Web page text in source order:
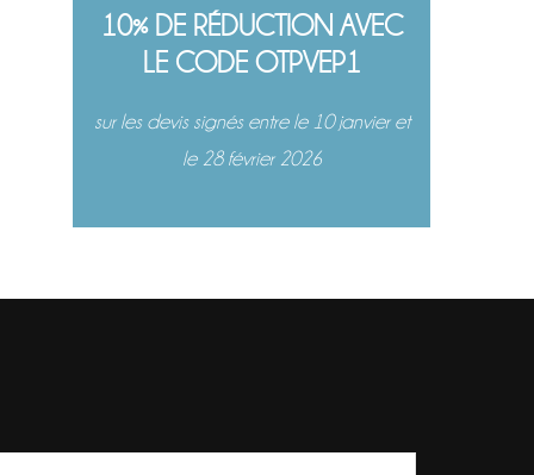
10% DE RÉDUCTION AVEC
LE CODE OTPVEP1
sur les devis signés entre le 10 janvier et
le 28 février 2026